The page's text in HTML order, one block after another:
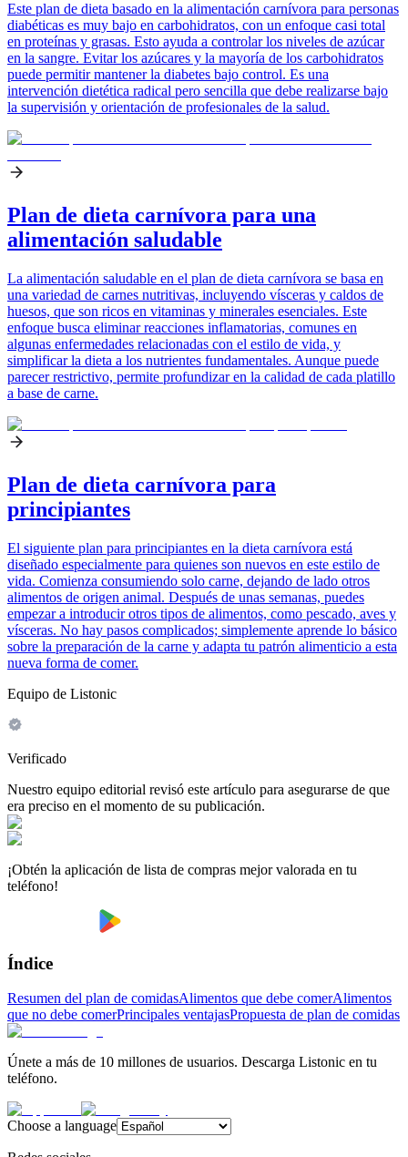
Este plan de dieta basado en la alimentación carnívora para personas
diabéticas es muy bajo en carbohidratos, con un enfoque casi total
en proteínas y grasas. Esto ayuda a controlar los niveles de azúcar
en la sangre. Evitar los azúcares y la mayoría de los carbohidratos
puede permitir mantener la diabetes bajo control. Es una
intervención dietética radical pero sencilla que debe realizarse bajo
la supervisión y orientación de profesionales de la salud.
Plan de dieta carnívora para una
alimentación saludable
La alimentación saludable en el plan de dieta carnívora se basa en
una variedad de carnes nutritivas, incluyendo vísceras y caldos de
huesos, que son ricos en vitaminas y minerales esenciales. Este
enfoque busca eliminar reacciones inflamatorias, comunes en
algunas enfermedades relacionadas con el estilo de vida, y
simplificar la dieta a los nutrientes fundamentales. Aunque puede
parecer restrictivo, permite profundizar en la calidad de cada platillo
a base de carne.
Plan de dieta carnívora para
principiantes
El siguiente plan para principiantes en la dieta carnívora está
diseñado especialmente para quienes son nuevos en este estilo de
vida. Comienza consumiendo solo carne, dejando de lado otros
alimentos de origen animal. Después de unas semanas, puedes
empezar a introducir otros tipos de alimentos, como pescado, aves y
vísceras. No hay pasos complicados; simplemente aprende lo básico
sobre la preparación de la carne y adapta tu patrón alimenticio a esta
nueva forma de comer.
Equipo de Listonic
Verificado
Nuestro equipo editorial revisó este artículo para asegurarse de que
era preciso en el momento de su publicación.
¡Obtén la aplicación de lista de compras mejor valorada en tu
teléfono!
Índice
Resumen del plan de comidasAlimentos que debe comerAlimentos
que no debe comerPrincipales ventajasPropuesta de plan de comidas
Únete a más de 10 millones de usuarios. Descarga Listonic en tu
teléfono.
Choose a language